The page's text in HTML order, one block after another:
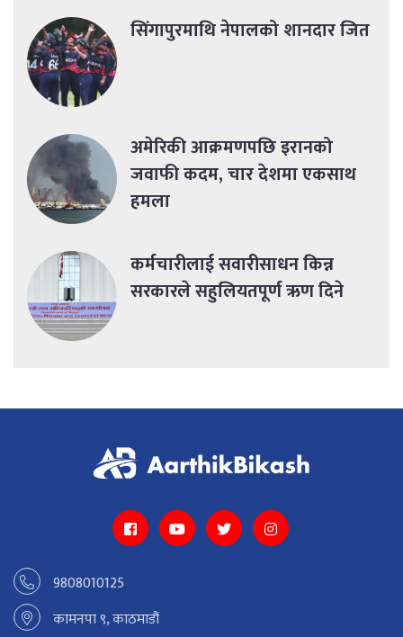
सिंगापुरमाथि नेपालको शानदार जित
अमेरिकी आक्रमणपछि इरानको
जवाफी कदम, चार देशमा एकसाथ
हमला
कर्मचारीलाई सवारीसाधन किन्न
सरकारले सहुलियतपूर्ण ऋण दिने
9808010125
कामनपा ९, काठमाडौं